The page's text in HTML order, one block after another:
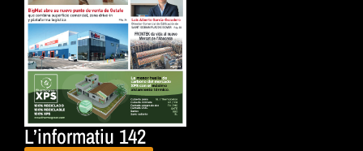
L’informatiu 142